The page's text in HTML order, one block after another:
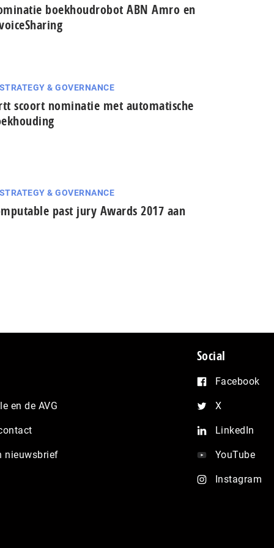
boekhoudrobot ABN Amro en
& GOVERNANCE
scoort nominatie met automatische
& GOVERNANCE
past jury Awards 2017 aan
en de AVG
nieuwsbrief
Social
Facebook
X
LinkedIn
YouTube
Instagram